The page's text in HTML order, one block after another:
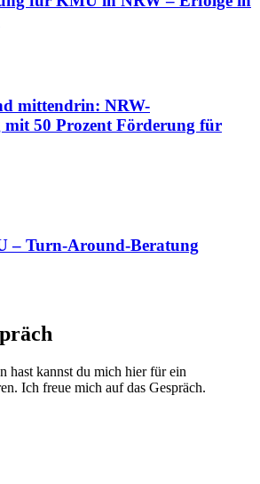
mittendrin: NRW-
mit 50 Prozent Förderung für
– Turn-Around-Beratung
hast kannst du mich hier für ein
Ich freue mich auf das Gespräch.